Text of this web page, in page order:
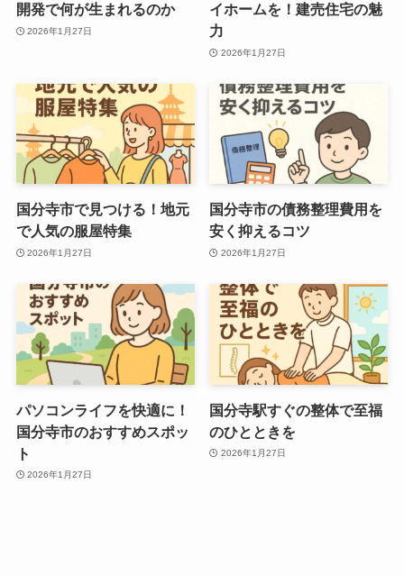
開発で何が生まれるのか
2026年1月27日
イホームを！建売住宅の魅
力
2026年1月27日
国分寺市で見つける！地元
で人気の服屋特集
2026年1月27日
国分寺市の債務整理費用を
安く抑えるコツ
2026年1月27日
パソコンライフを快適に！
国分寺市のおすすめスポッ
ト
2026年1月27日
国分寺駅すぐの整体で至福
のひとときを
2026年1月27日